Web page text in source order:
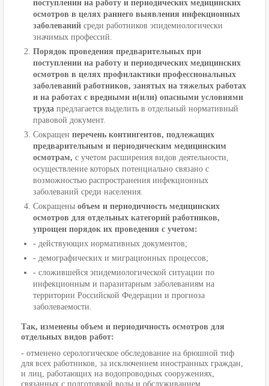
поступлении на работу и периодических медицинских
осмотров в целях раннего выявления инфекционных
заболеваний среди работников эпидемиологически
значимых профессий.
Порядок проведения предварительных при
поступлении на работу и периодических медицинских
осмотров в целях профилактики профессиональных
заболеваний работников, занятых на тяжелых работах
и на работах с вредными и(или) опасными условиями
труда предлагается выделить в отдельный нормативный
правовой документ.
Сокращен перечень контингентов, подлежащих
предварительным и периодическим медицинским
осмотрам, с учетом расширения видов деятельности,
осуществление которых потенциально связано с
возможностью распространения инфекционных
заболеваний среди населения.
Сокращены объем и периодичность медицинских
осмотров для отдельных категорий работников,
упрощен порядок их проведения с учетом:
- действующих нормативных документов;
- демографических и миграционных процессов;
- сложившейся эпидемиологической ситуации по
инфекционным и паразитарным заболеваниям на
территории Российской Федерации и прогноза
заболеваемости.
Так, изменены объем и периодичность осмотров для
отдельных видов работ:
- отменено серологическое обследование на брюшной тиф
для всех работников, за исключением иностранных граждан,
и лиц, работающих на водопроводных сооружениях,
связанных с подготовкой воды и обслуживанием